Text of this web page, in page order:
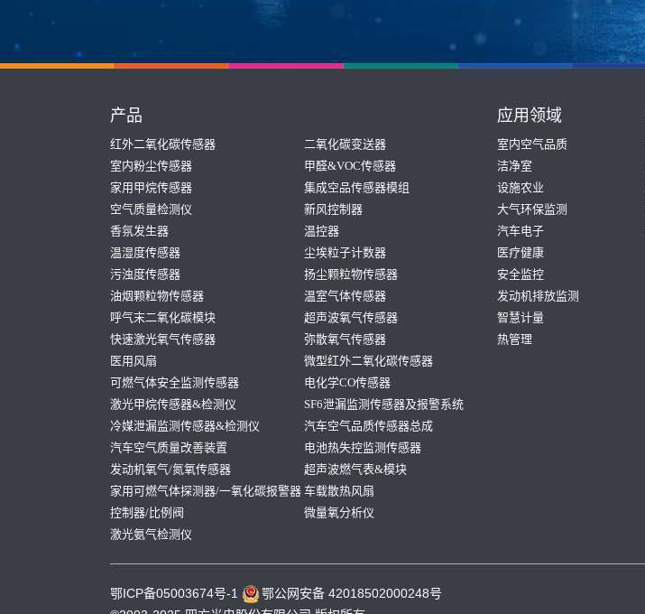
产品
红外二氧化碳传感器
二氧化碳变送器
室内粉尘传感器
甲醛&VOC传感器
家用甲烷传感器
集成空品传感器模组
空气质量检测仪
新风控制器
香氛发生器
温控器
温湿度传感器
尘埃粒子计数器
污浊度传感器
扬尘颗粒物传感器
油烟颗粒物传感器
温室气体传感器
呼气末二氧化碳模块
超声波氧气传感器
快速激光氧气传感器
弥散氧气传感器
医用风扇
微型红外二氧化碳传感器
可燃气体安全监测传感器
电化学CO传感器
激光甲烷传感器&检测仪
SF6泄漏监测传感器及报警系统
冷媒泄漏监测传感器&检测仪
汽车空气品质传感器总成
汽车空气质量改善装置
电池热失控监测传感器
发动机氧气/氮氧传感器
超声波燃气表&模块
家用可燃气体探测器/一氧化碳报警器 车载散热风扇
控制器/比例阀
微量氧分析仪
激光氨气检测仪
应用领域
室内空气品质
洁净室
设施农业
大气环保监测
汽车电子
医疗健康
安全监控
发动机排放监测
智慧计量
热管理
鄂ICP备05003674号-1
鄂公网安备 42018502000248号